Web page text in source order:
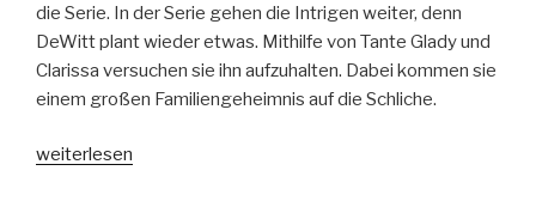
die Serie. In der Serie gehen die Intrigen weiter, denn
DeWitt plant wieder etwas. Mithilfe von Tante Glady und
Clarissa versuchen sie ihn aufzuhalten. Dabei kommen sie
einem großen Familiengeheimnis auf die Schliche.
„Lilien
weiterlesen